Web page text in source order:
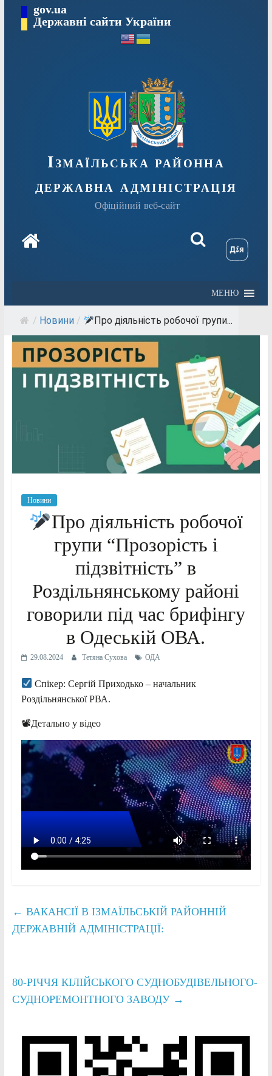
вмісту
gov.ua
Державні сайти України
Ізмаїльська районна
державна адміністрація
Офіційний веб-сайт
МЕНЮ
/ Новини / Про діяльність робочої групи...
Новини
Про діяльність робочої
групи “Прозорість і
підзвітність” в
Роздільнянському районі
говорили під час брифінгу
в Одеській ОВА.
29.08.2024 Тетяна Сухова ОДА
Спікер: Сергій Приходько – начальник
Роздільнянської РВА.
📽Детально у відео
← ВАКАНСІЇ В ІЗМАЇЛЬСЬКІЙ РАЙОННІЙ
ДЕРЖАВНІЙ АДМІНІСТРАЦІЇ:
80-РІЧЧЯ КІЛІЙСЬКОГО СУДНОБУДІВЕЛЬНОГО-
СУДНОРЕМОНТНОГО ЗАВОДУ →